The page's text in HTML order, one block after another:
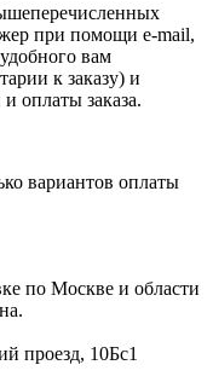
при помощи e-mail,
вам
к заказу) и
оплаты заказа.
вариантов оплаты
по Москве и области
проезд, 10Бс1